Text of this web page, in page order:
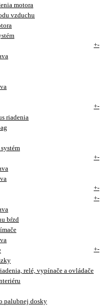
motora
vzduchu
+-
+-
riadenia
+-
+-
+-
bŕzd
+-
relé, vypínače a ovládače
palubnej dosky